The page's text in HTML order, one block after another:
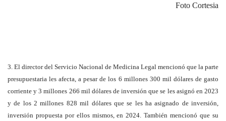
Foto Cortesia
3. El director del Servicio Nacional de Medicina Legal mencionó que la parte
presupuestaria les afecta, a pesar de los 6 millones 300 mil dólares de gasto
corriente y 3 millones 266 mil dólares de inversión que se les asignó en 2023
y de los 2 millones 828 mil dólares que se les ha asignado de inversión,
inversión propuesta por ellos mismos, en 2024. También mencionó que su